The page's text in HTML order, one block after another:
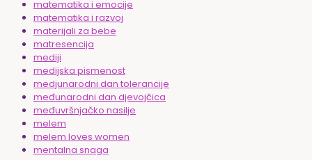
matematika i emocije
matematika i razvoj
materijali za bebe
matresencija
mediji
medijska pismenost
medjunarodni dan tolerancije
međunarodni dan djevojčica
međuvršnjačko nasilje
melem
melem loves women
mentalna snaga